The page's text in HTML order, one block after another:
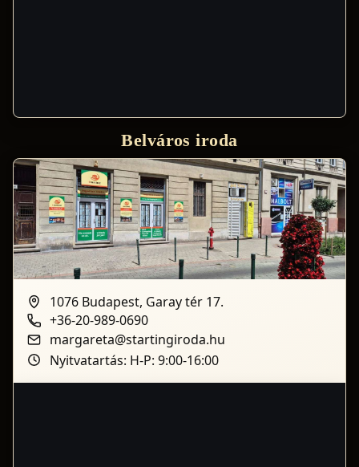
Belváros iroda
1076 Budapest, Garay tér 17.
+36-20-989-0690
margareta@startingiroda.hu
Nyitvatartás: H-P: 9:00-16:00